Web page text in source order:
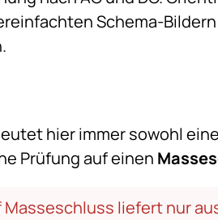
Schema-
hier immer sowohl
Prüfung auf einen
Masseschluss liefert nur